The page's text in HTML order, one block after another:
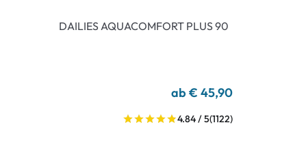
DAILIES AQUACOMFORT PLUS 90
ab € 45,90
4.84 / 5(1122)